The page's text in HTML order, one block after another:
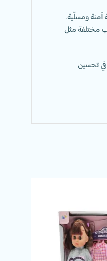
ومسلّية.
مختلفة مثل
في تحسين